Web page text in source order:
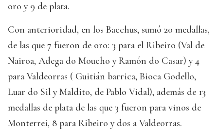
oro y 9 de plata.
Con anterioridad, en los Bacchus, sumó 20 medallas,
de las que 7 fueron de oro: 3 para el Ribeiro (Val de
Nairoa, Adega do Moucho y Ramón do Casar) y 4
para Valdeorras ( Guitián barrica, Bioca Godello,
Luar do Sil y Maldito, de Pablo Vidal), además de 13
medallas de plata de las que 3 fueron para vinos de
Monterrei, 8 para Ribeiro y dos a Valdeorras.